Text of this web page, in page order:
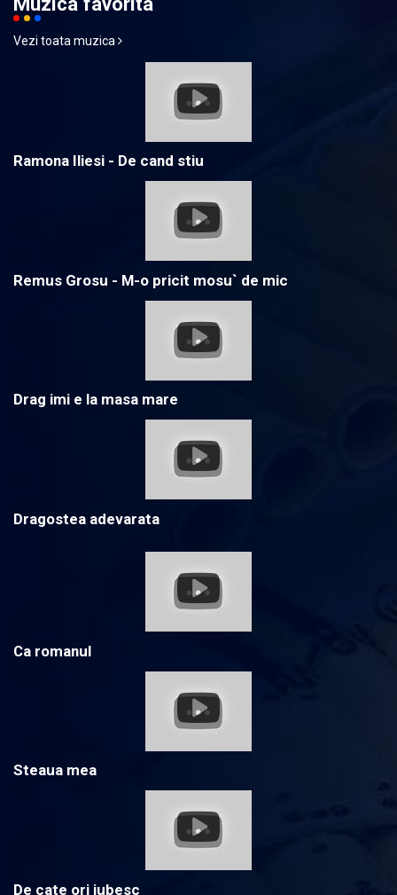
Vezi toata muzica
Ramona Iliesi - De cand stiu
Remus Grosu - M-o pricit mosu` de mic
Drag imi e la masa mare
Dragostea adevarata
Ca romanul
Steaua mea
De cate ori iubesc